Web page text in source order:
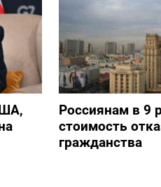
Россиянам в 9
стоимость
гражданства